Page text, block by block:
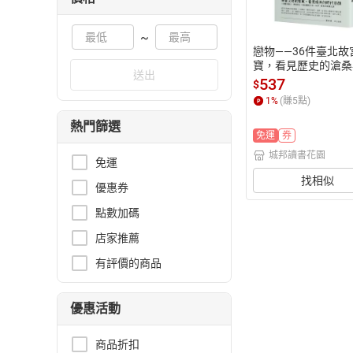
~
送出
熱門篩選
免運
優惠券
點數加碼
店家推薦
有評價的商品
優惠活動
商品折扣
戀物——36件臺北故
寶，看見歷史的滄
代的美麗容顏【城邦
花園】
$537
1% (賺5點)
免運
券
城邦讀書花園
找相似